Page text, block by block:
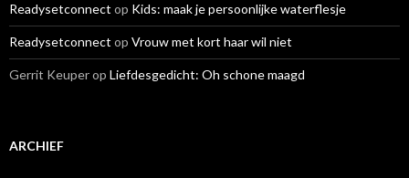
Readysetconnect op Kids: maak je persoonlijke waterflesje
Readysetconnect op Vrouw met kort haar wil niet
Gerrit Keuperop Liefdesgedicht: Oh schone maagd
ARCHIEF